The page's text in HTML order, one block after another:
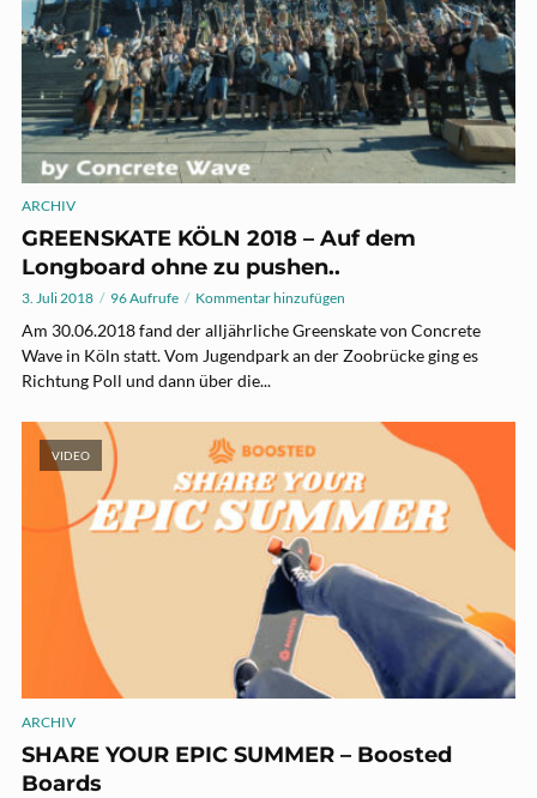
ARCHIV
GREENSKATE KÖLN 2018 – Auf dem
Longboard ohne zu pushen..
3. Juli 2018 96 Aufrufe Kommentar hinzufügen
Am 30.06.2018 fand der alljährliche Greenskate von Concrete
Wave in Köln statt. Vom Jugendpark an der Zoobrücke ging es
Richtung Poll und dann über die...
VIDEO
ARCHIV
SHARE YOUR EPIC SUMMER – Boosted
Boards